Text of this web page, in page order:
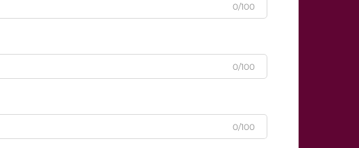
0/100
0/100
0/100